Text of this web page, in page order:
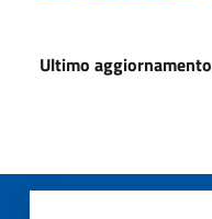
Ultimo aggiornamento